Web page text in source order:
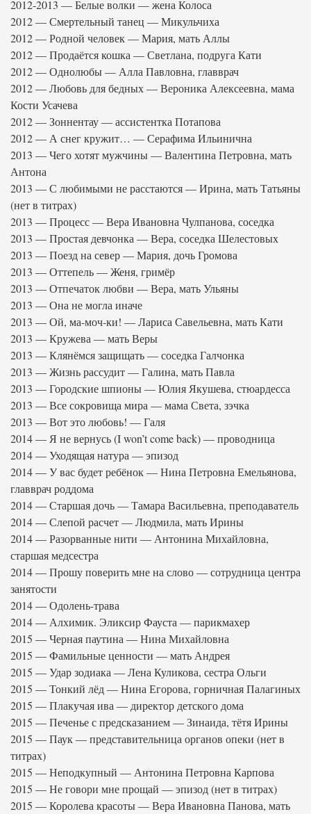
2012-2013 — Белые волки — жена Колоса
2012 — Смертельный танец — Микульчиха
2012 — Родной человек — Мария, мать Аллы
2012 — Продаётся кошка — Светлана, подруга Кати
2012 — Однолюбы — Алла Павловна, главврач
2012 — Любовь для бедных — Вероника Алексеевна, мама
Кости Усачева
2012 — Зоннентау — ассистентка Потапова
2012 — А снег кружит… — Серафима Ильинична
2013 — Чего хотят мужчины — Валентина Петровна, мать
Антона
2013 — С любимыми не расстаются — Ирина, мать Татьяны
(нет в титрах)
2013 — Процесс — Вера Ивановна Чулпанова, соседка
2013 — Простая девчонка — Вера, соседка Шелестовых
2013 — Поезд на север — Мария, дочь Громова
2013 — Оттепель — Женя, гримёр
2013 — Отпечаток любви — Вера, мать Ульяны
2013 — Она не могла иначе
2013 — Ой, ма-моч-ки! — Лариса Савельевна, мать Кати
2013 — Кружева — мать Веры
2013 — Клянёмся защищать — соседка Галчонка
2013 — Жизнь рассудит — Галина, мать Павла
2013 — Городские шпионы — Юлия Якушева, стюардесса
2013 — Все сокровища мира — мама Света, зэчка
2013 — Вот это любовь! — Галя
2014 — Я не вернусь (I won’t come back) — проводница
2014 — Уходящая натура — эпизод
2014 — У вас будет ребёнок — Нина Петровна Емельянова,
главврач роддома
2014 — Старшая дочь — Тамара Васильевна, преподаватель
2014 — Слепой расчет — Людмила, мать Ирины
2014 — Разорванные нити — Антонина Михайловна,
старшая медсестра
2014 — Прошу поверить мне на слово — сотрудница центра
занятости
2014 — Одолень-трава
2014 — Алхимик. Эликсир Фауста — парикмахер
2015 — Черная паутина — Нина Михайловна
2015 — Фамильные ценности — мать Андрея
2015 — Удар зодиака — Лена Куликова, сестра Ольги
2015 — Тонкий лёд — Нина Егорова, горничная Палагиных
2015 — Плакучая ива — директор детского дома
2015 — Печенье с предсказанием — Зинаида, тётя Ирины
2015 — Паук — представительница органов опеки (нет в
титрах)
2015 — Неподкупный — Антонина Петровна Карпова
2015 — Не говори мне прощай — эпизод (нет в титрах)
2015 — Королева красоты — Вера Ивановна Панова, мать